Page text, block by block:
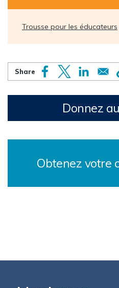
Trousse pour les éducateurs
Donnez
Obtenez votre